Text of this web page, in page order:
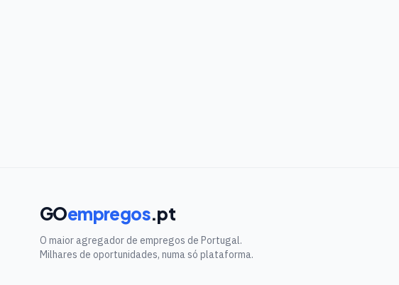
GOempregos.pt
O maior agregador de empregos de Portugal.
Milhares de oportunidades, numa só plataforma.